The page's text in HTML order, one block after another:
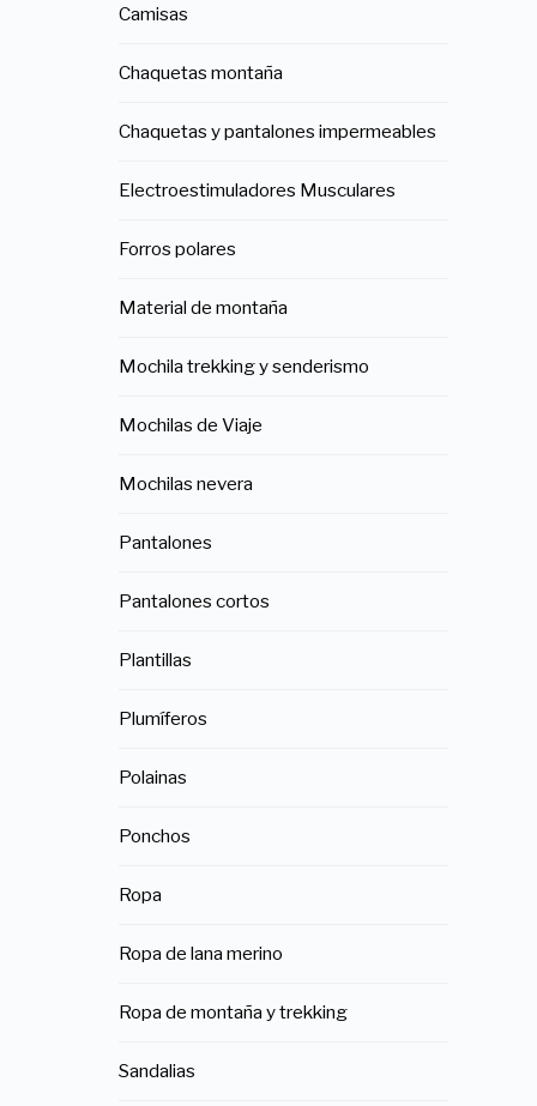
Camisas
Chaquetas montaña
Chaquetas y pantalones impermeables
Electroestimuladores Musculares
Forros polares
Material de montaña
Mochila trekking y senderismo
Mochilas de Viaje
Mochilas nevera
Pantalones
Pantalones cortos
Plantillas
Plumíferos
Polainas
Ponchos
Ropa
Ropa de lana merino
Ropa de montaña y trekking
Sandalias